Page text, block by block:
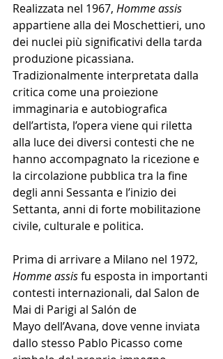
Realizzata nel 1967, Homme assis
appartiene alla dei Moschettieri, uno
dei nuclei più significativi della tarda
produzione picassiana.
Tradizionalmente interpretata dalla
critica come una proiezione
immaginaria e autobiografica
dell’artista, l’opera viene qui riletta
alla luce dei diversi contesti che ne
hanno accompagnato la ricezione e
la circolazione pubblica tra la fine
degli anni Sessanta e l’inizio dei
Settanta, anni di forte mobilitazione
civile, culturale e politica.
Prima di arrivare a Milano nel 1972,
Homme assis fu esposta in importanti
contesti internazionali, dal Salon de
Mai di Parigi al Salón de
Mayo dell’Avana, dove venne inviata
dallo stesso Pablo Picasso come